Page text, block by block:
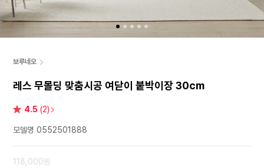
보루네오
레스 무몰딩 맞춤시공 여닫이 붙박이장 30cm
별 4.5 (2)
모델명 0552501888
118,000원